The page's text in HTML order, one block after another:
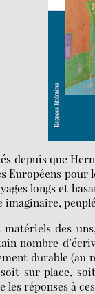
depuis que
Européens pour
longs et
des
nombre
durable (au
sur place,
les réponses à